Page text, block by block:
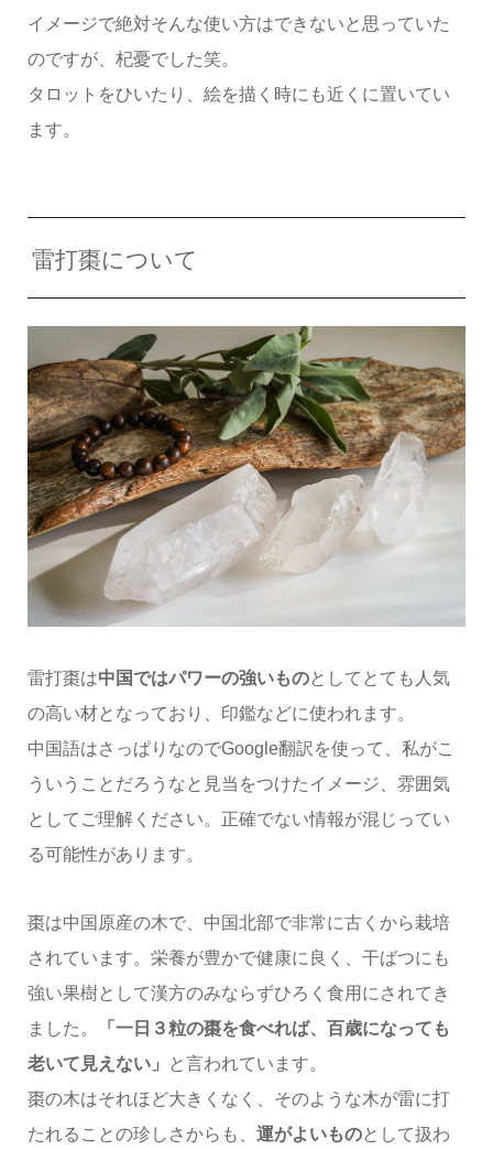
イメージで絶対そんな使い方はできないと思っていた
のですが、杞憂でした笑。
タロットをひいたり、絵を描く時にも近くに置いてい
ます。
雷打棗について
雷打棗は中国ではパワーの強いものとしてとても人気
の高い材となっており、印鑑などに使われます。
中国語はさっぱりなのでGoogle翻訳を使って、私がこ
ういうことだろうなと見当をつけたイメージ、雰囲気
としてご理解ください。正確でない情報が混じってい
る可能性があります。
棗は中国原産の木で、中国北部で非常に古くから栽培
されています。栄養が豊かで健康に良く、干ばつにも
強い果樹として漢方のみならずひろく食用にされてき
ました。
「一日３粒の棗を食べれば、百歳になっても
老いて見えない」
と言われています。
棗の木はそれほど大きくなく、そのような木が雷に打
たれることの珍しさからも、 運がよいものとして扱わ